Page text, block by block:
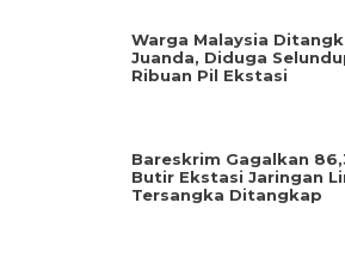
Warga Malaysia
Juanda, Diduga
Ribuan Pil Ekstasi
Bareskrim Gagalkan
Butir Ekstasi Jaringan
Tersangka Ditangkap